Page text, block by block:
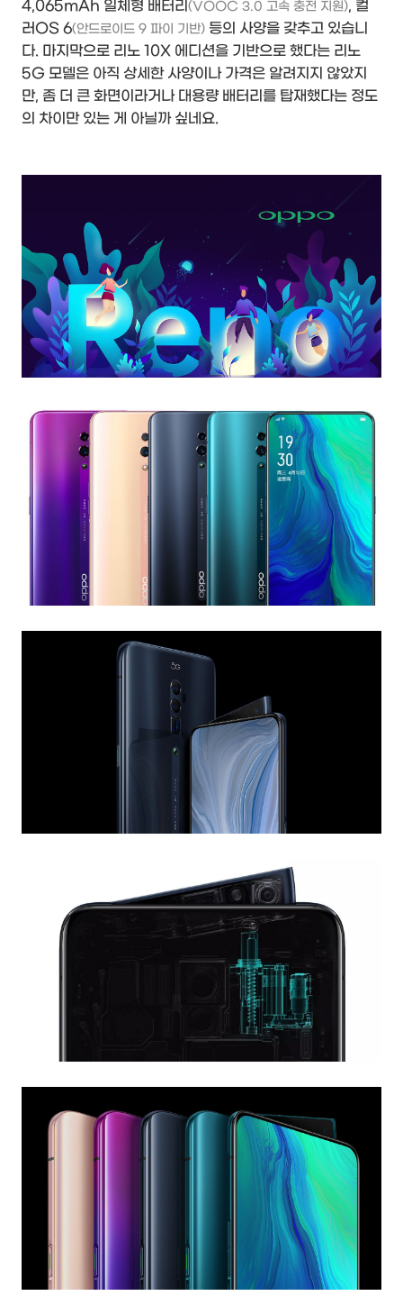
4,065mAh 일체형 배터리 (VOOC 3.0 고속 충전 지원), 컬
러OS 6(안드로이드 9 파이 기반) 등의 사양을 갖추고 있습니
다. 마지막으로 리노 10X 에디션을 기반으로 했다는 리노
5G 모델은 아직 상세한 사양이나 가격은 알려지지 않았지
만, 좀 더 큰 화면이라거나 대용량 배터리를 탑재했다는 정도
의 차이만 있는 게 아닐까 싶네요.